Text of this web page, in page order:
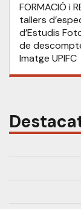
FORMACIÓ i
tallers
d’Estudis
de
Imatge UPIFC